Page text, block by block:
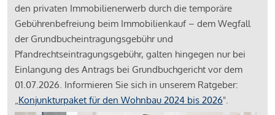
den privaten Immobilienerwerb durch die temporäre
Gebührenbefreiung beim Immobilienkauf – dem Wegfall
der Grundbucheintragungsgebühr und
Pfandrechtseintragungsgebühr, galten hingegen nur bei
Einlangung des Antrags bei Grundbuchgericht vor dem
01.07.2026. Informieren Sie sich in unserem Ratgeber:
„Konjunkturpaket für den Wohnbau 2024 bis 2026".